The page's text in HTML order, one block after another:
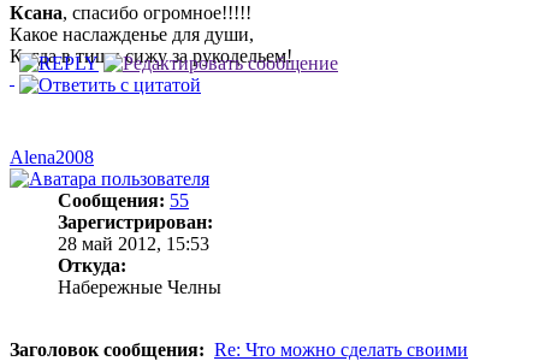
Ксана, спасибо огромное!!!!!
Какое наслажденье для души,
Когда в тиши сижу за рукодельем!
Alena2008
Сообщения: 55
Зарегистрирован:
28 май 2012, 15:53
Откуда:
Набережные Челны
Заголовок сообщения: Re: Что можно сделать своими